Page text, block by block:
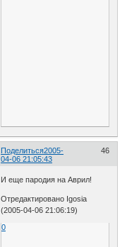
Поделиться 46
2005-
04-06 21:05:43
И еще пародия на Аврил!
Отредактировано Igosia
(2005-04-06 21:06:19)
0